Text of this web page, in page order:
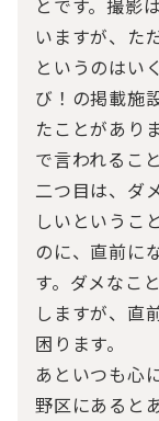
とです。撮影
いますが、た
というのはい
び！の掲載施
たことがあり
で言われるこ
二つ目は、ダ
しいというこ
のに、直前に
す。ダメなこ
しますが、直
困ります。
あといつも心
野区にあると